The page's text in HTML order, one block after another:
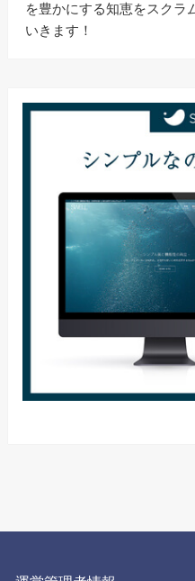
を豊かにする知恵をスクラ
いきます！